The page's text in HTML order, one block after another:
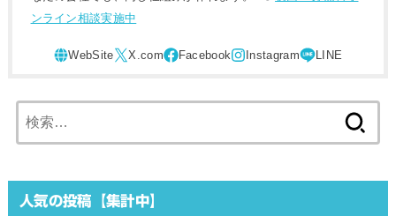
ンライン相談実施中
索:
人気の投稿【集計中】